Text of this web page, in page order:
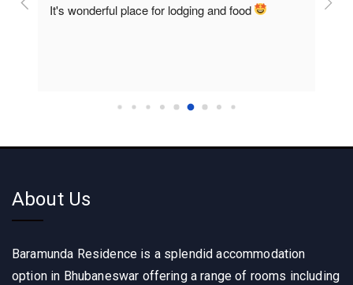
It's wonderful place for lodging and food
About Us
Baramunda Residence is a splendid accommodation
option in Bhubaneswar offering a range of rooms including